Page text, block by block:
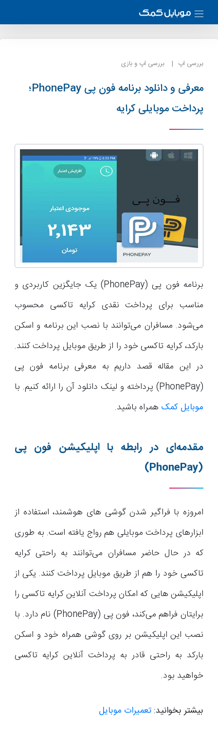
بررسی اپ بررسی اپ و بازی
معرفی و دانلود برنامه فون پی PhonePay؛
پرداخت موبایلی کرایه
برنامه فون پی (PhonePay) یک جایگزین کاربردی و
مناسب برای پرداخت نقدی کرایه تاکسی محسوب
می‌شود. مسافران می‌توانند با نصب این برنامه و اسکن
بارکد، کرایه تاکسی خود را از طریق موبایل پرداخت کنند.
در این مقاله قصد داریم به معرفی برنامه فون پی
(PhonePay) پرداخته و لینک دانلود آن را ارائه کنیم. با
موبایل کمک همراه باشید.
مقدمه‌ای در رابطه با اپلیکیشن فون پی
(PhonePay)
امروزه با فراگیر شدن گوشی های هوشمند، استفاده از
ابزارهای پرداخت موبایلی هم رواج یافته است. به طوری
که در حال حاضر مسافران می‌توانند به راحتی کرایه
تاکسی خود را هم از طریق موبایل پرداخت کنند. یکی از
اپلیکیشن هایی که امکان پرداخت آنلاین کرایه تاکسی را
برایتان فراهم می‌کند، فون پی (PhonePay) نام دارد. با
نصب این اپلیکیشن بر روی گوشی همراه خود و اسکن
بارکد به راحتی قادر به پرداخت آنلاین کرایه تاکسی
خواهید بود.
بیشتر بخوانید: تعمیرات موبایل